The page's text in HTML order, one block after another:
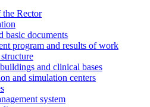
Rector
basic documents
program and results of work
and clinical bases
and simulation centers
system